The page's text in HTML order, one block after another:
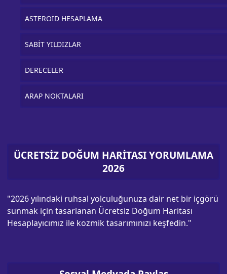
ASTEROİD HESAPLAMA
SABİT YILDIZLAR
DERECELER
ARAP NOKTALARI
ÜCRETSİZ DOĞUM HARİTASI YORUMLAMA
2026
"2026 yılındaki ruhsal yolculuğunuza dair net bir içgörü
sunmak için tasarlanan Ücretsiz Doğum Haritası
Hesaplayıcımız ile kozmik tasarımınızı keşfedin."